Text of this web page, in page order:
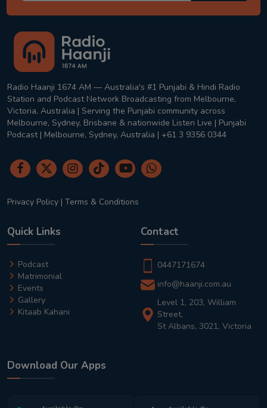
Radio Haanji 1674 AM — Australia's #1 Punjabi & Hindi Radio
Station and Podcast Network Broadcasting from Melbourne,
Victoria, Australia | Serving the Punjabi community across
Melbourne, Sydney, Brisbane & nationwide Listen Live | Punjabi
Podcast | Melbourne, Sydney, Australia | +61 3 9356 0344
Privacy Policy | Terms & Conditions
Quick Links
Podcast
Matrimonial
Events
Gallery
Kitaab Kahani
Contact
0447171674
info@haanji.com.au
Level 1, 203, William
Street,
St Albans, 3021, Victoria
Download Our Apps